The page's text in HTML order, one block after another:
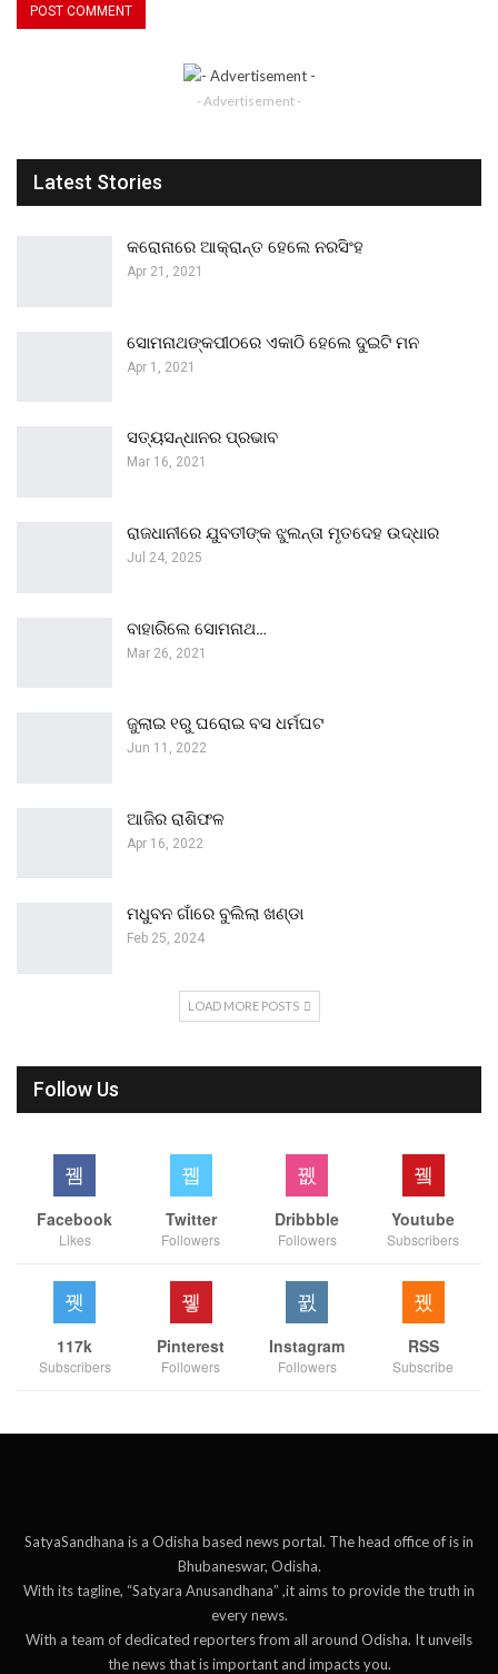
- Advertisement -
Latest Stories
କରୋନାରେ ଆକ୍ରାନ୍ତ ହେଲେ ନରସିଂହ
Apr 21, 2021
ସୋମନାଥଙ୍କପୀଠରେ ଏକାଠି ହେଲେ ଦୁଇଟି ମନ
Apr 1, 2021
ସତ୍ୟସନ୍ଧାନର ପ୍ରଭାବ
Mar 16, 2021
ରାଜଧାନୀରେ ଯୁବତୀଙ୍କ ଝୁଲନ୍ତା ମୃତଦେହ ଉଦ୍ଧାର
Jul 24, 2025
ବାହାରିଲେ ସୋମନାଥ…
Mar 26, 2021
ଜୁଲାଇ ୧ରୁ ଘରୋଇ ବସ ଧର୍ମଘଟ
Jun 11, 2022
ଆଜିର ରାଶିଫଳ
Apr 16, 2022
ମଧୁବନ ଗାଁରେ ବୁଲିଲା ଖଣ୍ଡା
Feb 25, 2024
LOAD MORE POSTS
Follow Us
Facebook
Likes
Twitter
Followers
Dribbble
Followers
Youtube
Subscribers
117k
Subscribers
Pinterest
Followers
Instagram
Followers
RSS
Subscribe
SatyaSandhana is a Odisha based news portal. The head office of is in
Bhubaneswar, Odisha.
With its tagline, “Satyara Anusandhana” ,it aims to provide the truth in
every news.
With a team of dedicated reporters from all around Odisha. It unveils
the news that is important and impacts you.